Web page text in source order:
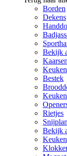
Borden
Dekens
Bekijk
Kaarsen
Keuken
Bestek
Rietjes
Bekijk